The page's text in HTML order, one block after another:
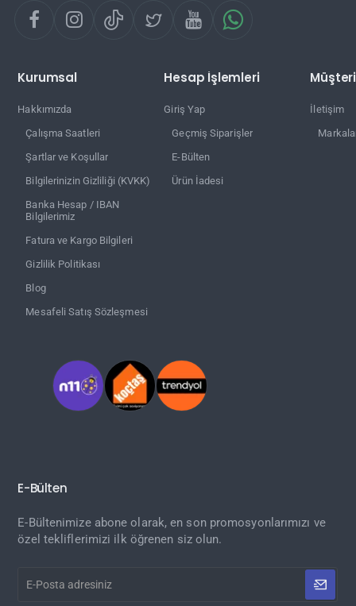
Kurumsal
Hakkımızda
Çalışma Saatleri
Şartlar ve Koşullar
Bilgilerinizin Gizliliği (KVKK)
Banka Hesap / IBAN
Bilgilerimiz
Fatura ve Kargo Bilgileri
Gizlilik Politikası
Blog
Mesafeli Satış Sözleşmesi
Hesap İşlemleri
Giriş Yap
Geçmiş Siparişler
E-Bülten
Ürün İadesi
İletişim
E-Bülten
E-Bültenimize abone olarak, en son promosyonlarımızı ve
özel tekliflerimizi ilk öğrenen siz olun.
Posta